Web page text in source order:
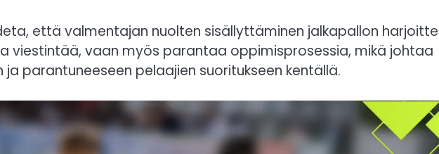
että valmentajan nuolten sisällyttäminen jalkapallon
viestintää, vaan myös parantaa oppimisprosessia, mikä johtaa
parantuneeseen pelaajien suoritukseen kentällä.